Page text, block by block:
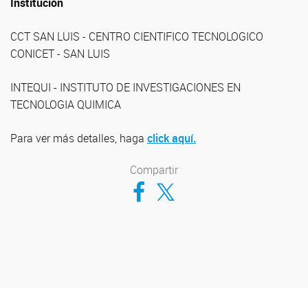
CCT SAN LUIS - CENTRO CIENTIFICO TECNOLOGICO
CONICET - SAN LUIS
INTEQUI - INSTITUTO DE INVESTIGACIONES EN
TECNOLOGIA QUIMICA
Para ver más detalles, haga click aquí.
Compartir
Compartir en Facebook
Compartir en Twitter